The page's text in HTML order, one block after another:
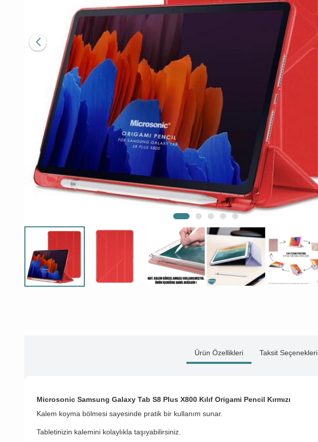
Ürün Özellikleri Taksit Seçenekleri
Microsonic Samsung Galaxy Tab S8 Plus X800 Kılıf Origami Pencil Kırmızı
Kalem koyma bölmesi sayesinde pratik bir kullanım sunar.
Tabletinizin kalemini kolaylıkla taşıyabilirsiniz.